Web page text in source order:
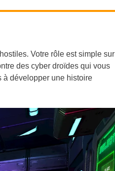
Votre rôle est simple sur
des cyber droïdes qui vous
à développer une histoire